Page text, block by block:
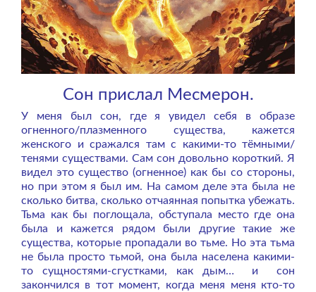
Сон прислал Месмерон.
У меня был сон, где я увидел себя в образе
огненного/плазменного существа, кажется
женского и сражался там с какими-то тёмными/
тенями существами. Сам сон довольно короткий. Я
видел это существо (огненное) как бы со стороны,
но при этом я был им. На самом деле эта была не
сколько битва, сколько отчаянная попытка убежать.
Тьма как бы поглощала, обступала место где она
была и кажется рядом были другие такие же
существа, которые пропадали во тьме. Но эта тьма
не была просто тьмой, она была населена какими-
то сущностями-сгустками, как дым… и сон
закончился в тот момент, когда меня меня кто-то